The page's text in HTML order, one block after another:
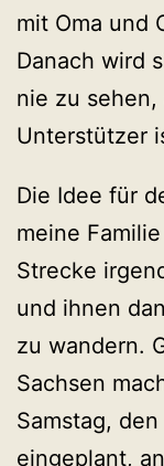
mit Oma und
Danach wird
nie zu
Unterstützer
Die Idee für
meine
Strecke
und ihnen
zu wandern.
Sachsen
Samstag,
eingeplant,